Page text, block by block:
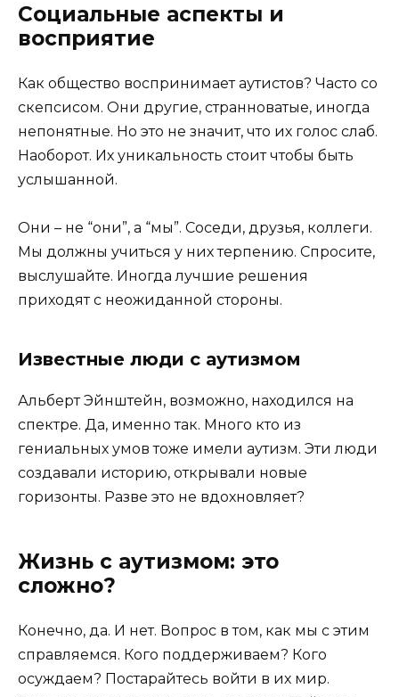
Социальные аспекты и
восприятие
Как общество воспринимает аутистов? Часто со
скепсисом. Они другие, странноватые, иногда
непонятные. Но это не значит, что их голос слаб.
Наоборот. Их уникальность стоит чтобы быть
услышанной.
Они – не “они”, а “мы”. Соседи, друзья, коллеги.
Мы должны учиться у них терпению. Спросите,
выслушайте. Иногда лучшие решения
приходят с неожиданной стороны.
Известные люди с аутизмом
Альберт Эйнштейн, возможно, находился на
спектре. Да, именно так. Много кто из
гениальных умов тоже имели аутизм. Эти люди
создавали историю, открывали новые
горизонты. Разве это не вдохновляет?
Жизнь с аутизмом: это
сложно?
Конечно, да. И нет. Вопрос в том, как мы с этим
справляемся. Кого поддерживаем? Кого
осуждаем? Постарайтесь войти в их мир.